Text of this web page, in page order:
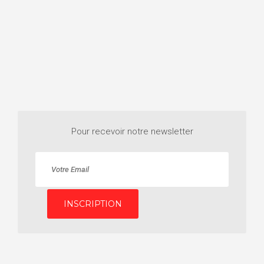
Pour recevoir notre newsletter
INSCRIPTION